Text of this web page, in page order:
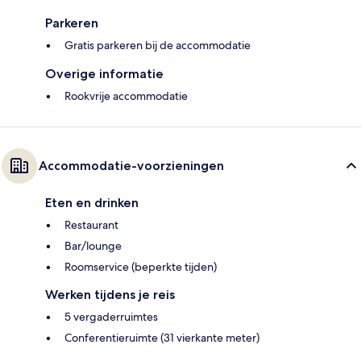
Parkeren
Gratis parkeren bij de accommodatie
Overige informatie
Rookvrije accommodatie
Accommodatie-voorzieningen
Eten en drinken
Restaurant
Bar/lounge
Roomservice (beperkte tijden)
Werken tijdens je reis
5 vergaderruimtes
Conferentieruimte (31 vierkante meter)